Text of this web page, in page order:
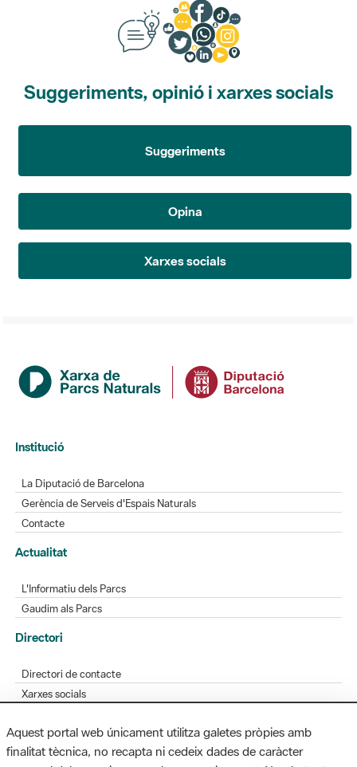
Suggeriments, opinió i xarxes socials
Suggeriments
Opina
Xarxes socials
Institució
La Diputació de Barcelona
Gerència de Serveis d'Espais Naturals
Contacte
Actualitat
L'Informatiu dels Parcs
Gaudim als Parcs
Directori
Directori de contacte
Xarxes socials
Bústia de suggeriments
Opineu sobre els parcs
Aquest portal web únicament utilitza galetes pròpies amb
finalitat tècnica, no recapta ni cedeix dades de caràcter